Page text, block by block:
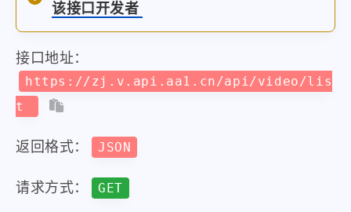
该接口开发者
接口地址：
https://zj.v.api.aa1.cn/api/video/lis
t
返回格式： JSON
请求方式： GET